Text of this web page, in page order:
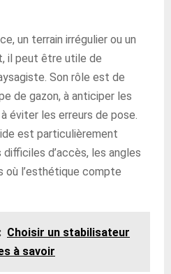
un terrain irrégulier ou un
il peut être utile de
Son rôle est de
de gazon, à anticiper les
éviter les erreurs de pose.
est particulièrement
d’accès, les angles
où l’esthétique compte
Choisir un stabilisateur
à savoir